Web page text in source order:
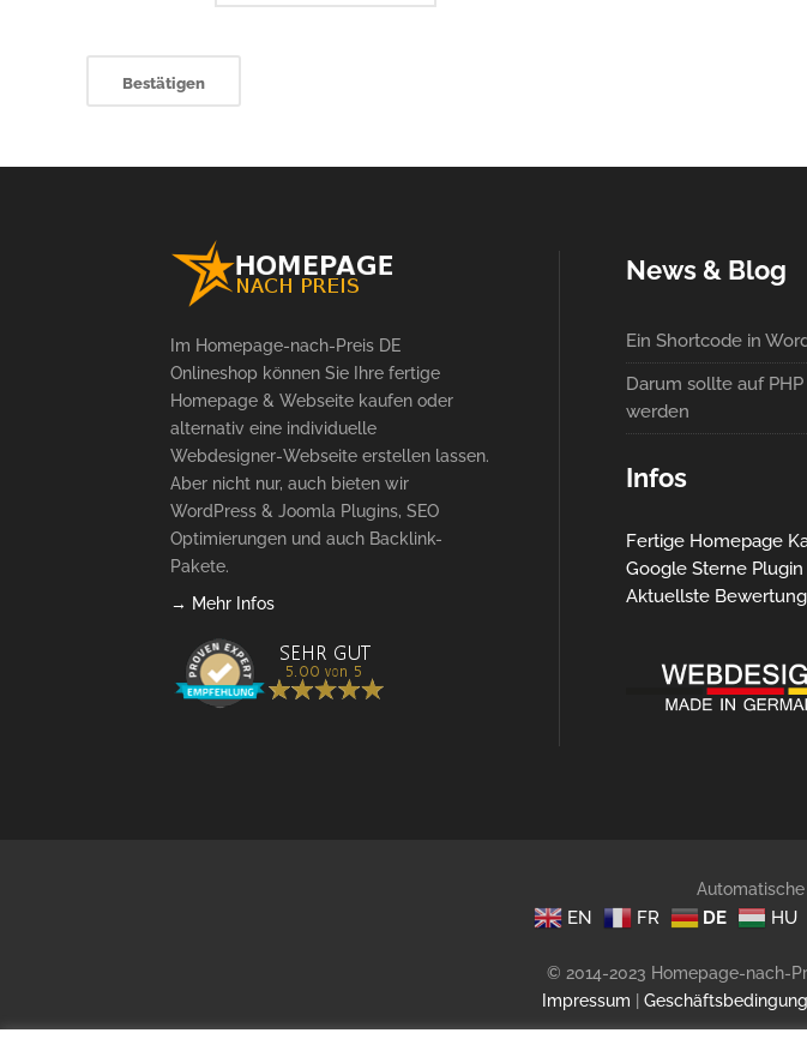
Im Homepage-nach-Preis DE
Onlineshop können Sie Ihre fertige
Homepage & Webseite kaufen oder
alternativ eine individuelle
Webdesigner-Webseite erstellen lassen.
Aber nicht nur, auch bieten wir
WordPress & Joomla Plugins, SEO
Optimierungen und auch Backlink-
Pakete.
→ Mehr Infos
News & Blog
Ein Shortcode in
Darum sollte auf
werden
Infos
Fertige Homepage
Google Sterne Plugin
Aktuellste
EN FR DE HU
© 2014-2023 Homepage-nach-
Impressum